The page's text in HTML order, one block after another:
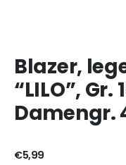
Blazer,
“LILO”, Gr.
Damengr.
€5,99